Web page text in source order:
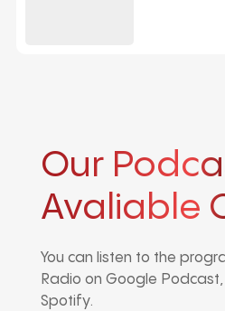
Our
Avaliable
You can listen to the
Radio on Google
Spotify.